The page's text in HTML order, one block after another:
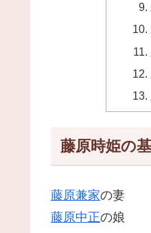
藤原時姫の
藤原兼家の妻
藤原中正の娘